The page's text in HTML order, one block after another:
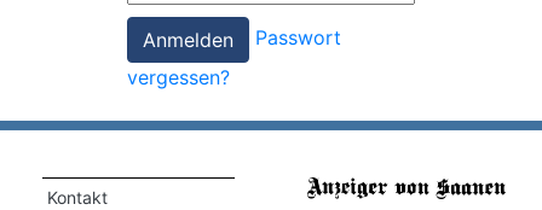
Passwort
vergessen?
Kontakt